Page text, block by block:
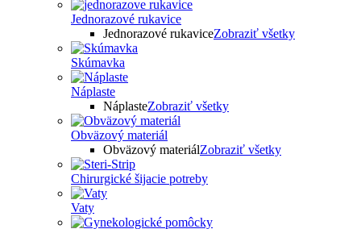
Jednorazové rukavice
Jednorazové rukaviceZobraziť všetky
Skúmavka
Náplaste
NáplasteZobraziť všetky
Obväzový materiál
Obväzový materiálZobraziť všetky
Chirurgické šijacie potreby
Vaty